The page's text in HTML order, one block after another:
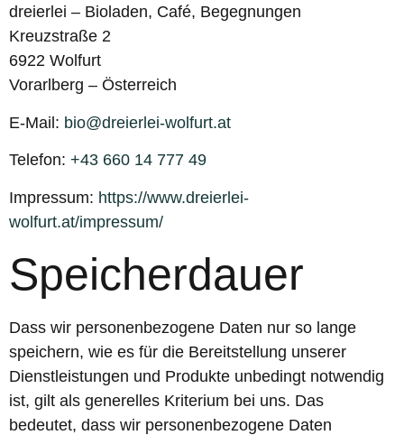
dreierlei – Bioladen, Café, Begegnungen
Kreuzstraße 2
6922 Wolfurt
Vorarlberg – Österreich
E-Mail: bio@dreierlei-wolfurt.at
Telefon: +43 660 14 777 49
Impressum: https://www.dreierlei-
wolfurt.at/impressum/
Speicherdauer
Dass wir personenbezogene Daten nur so lange
speichern, wie es für die Bereitstellung unserer
Dienstleistungen und Produkte unbedingt notwendig
ist, gilt als generelles Kriterium bei uns. Das
bedeutet, dass wir personenbezogene Daten